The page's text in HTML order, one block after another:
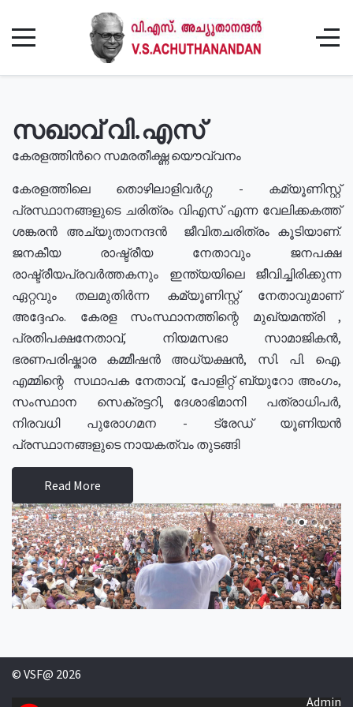
സഖാവ് വി.എസ്
കേരളത്തിൻറെ സമരതീക്ഷ്ണ യൌവ്വനം
കേരളത്തിലെ തൊഴിലാളിവർഗ്ഗ - കമ്യൂണിസ്റ്റ്
പ്രസ്ഥാനങ്ങളുടെ ചരിത്രം വിഎസ് എന്ന വേലിക്കകത്ത്
ശങ്കരൻ അച്യുതാനന്ദൻ ജീവിതചരിത്രം കൂടിയാണ്.
ജനകീയ രാഷ്ട്രീയ നേതാവും ജനപക്ഷ
രാഷ്ട്രീയപ്രവർത്തകനും ഇന്ത്യയിലെ ജീവിച്ചിരിക്കുന്ന
ഏറ്റവും തലമുതിർന്ന കമ്യൂണിസ്റ്റ് നേതാവുമാണ്
അദ്ദേഹം. കേരള സംസ്ഥാനത്തിന്റെ മുഖ്യമന്ത്രി ,
പ്രതിപക്ഷനേതാവ്, നിയമസഭാ സാമാജികൻ,
ഭരണപരിഷ്കാര കമ്മീഷൻ അധ്യക്ഷൻ, സി. പി. ഐ.
എമ്മിന്റെ സഥാപക നേതാവ്, പോളിറ്റ് ബ്യുറോ അംഗം,
സംസ്ഥാന സെക്രട്ടറി, ദേശാഭിമാനി പത്രാധിപർ,
നിരവധി പുരോഗമന - ട്രേഡ് യൂണിയൻ
പ്രസ്ഥാനങ്ങളുടെ നായകത്വം തുടങ്ങി
Read More
© VSF@ 2026
Admin